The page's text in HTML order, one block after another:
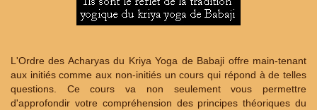
L'Ordre des Acharyas du Kriya Yoga de Babaji offre main-tenant
aux initiés comme aux non-initiés un cours qui répond à de telles
questions. Ce cours va non seulement vous permettre
d'approfondir votre compréhension des principes théoriques du